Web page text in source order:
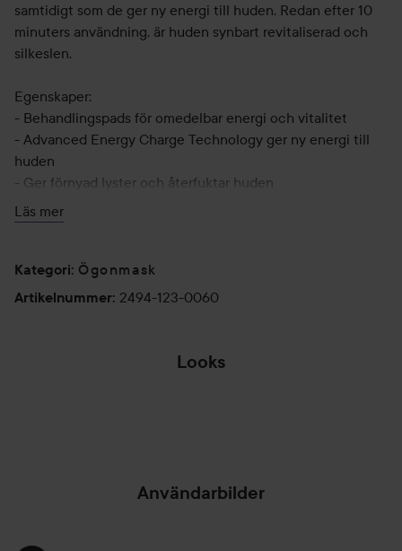
samtidigt som de ger ny energi till huden. Redan efter 10
minuters användning, är huden synbart revitaliserad och
silkeslen.
Egenskaper:
- Behandlingspads för omedelbar energi och vitalitet
- Advanced Energy Charge Technology ger ny energi till
huden
- Ger förnyad lyster och återfuktar huden
Applicera padsen under ögonen eller på de nasolabiala
Låt dem verka i ca 10 minuter och ta sedan försiktigt bort
dem. För maximerad effekt, massera in återstående essens i
Läs mer
Kategori: Ögonmask
Artikelnummer: 2494-123-0060
Looks
Användarbilder